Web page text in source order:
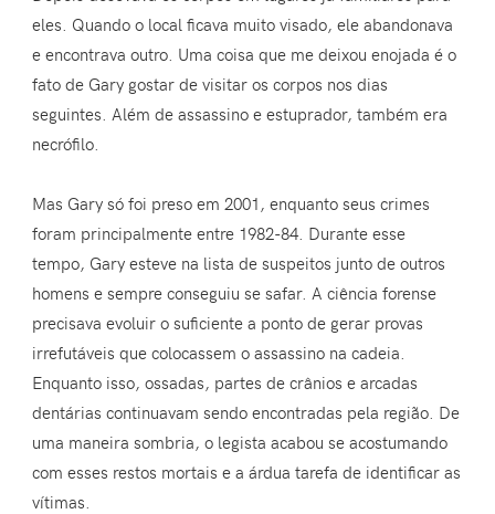
eles. Quando o local ficava muito visado, ele abandonava
e encontrava outro. Uma coisa que me deixou enojada é o
fato de Gary gostar de visitar os corpos nos dias
seguintes. Além de assassino e estuprador, também era
necrófilo.
Mas Gary só foi preso em 2001, enquanto seus crimes
foram principalmente entre 1982-84. Durante esse
tempo, Gary esteve na lista de suspeitos junto de outros
homens e sempre conseguiu se safar. A ciência forense
precisava evoluir o suficiente a ponto de gerar provas
irrefutáveis que colocassem o assassino na cadeia.
Enquanto isso, ossadas, partes de crânios e arcadas
dentárias continuavam sendo encontradas pela região. De
uma maneira sombria, o legista acabou se acostumando
com esses restos mortais e a árdua tarefa de identificar as
vítimas.